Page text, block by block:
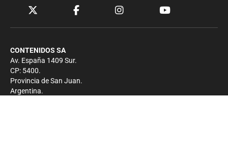
CONTENIDOS SA
Av. España 1409 Sur.
CP: 5400.
Provincia de San Juan.
Argentina.